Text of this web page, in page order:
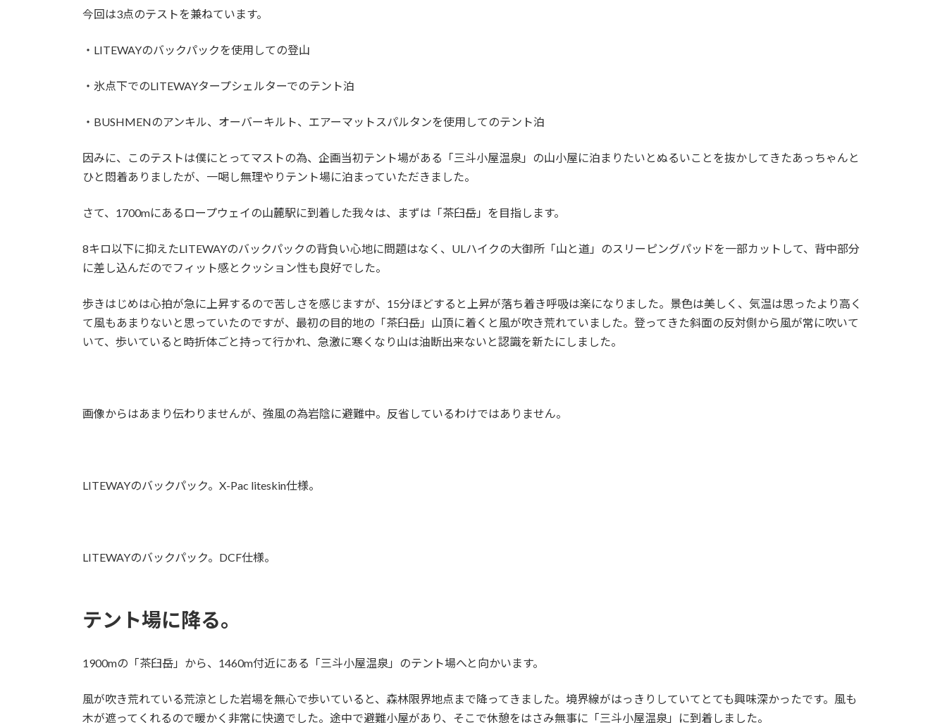
今回は3点のテストを兼ねています。
・LITEWAYのバックパックを使用しての登山
・氷点下でのLITEWAYタープシェルターでのテント泊
・BUSHMENのアンキル、オーバーキルト、エアーマットスパルタンを使用してのテント泊
因みに、このテストは僕にとってマストの為、企画当初テント場がある「三斗小屋温泉」の山小屋に泊まりたいとぬるいことを抜かしてきたあっちゃんと
ひと悶着ありましたが、一喝し無理やりテント場に泊まっていただきました。
さて、1700mにあるロープウェイの山麓駅に到着した我々は、まずは「茶臼岳」を目指します。
8キロ以下に抑えたLITEWAYのバックパックの背負い心地に問題はなく、ULハイクの大御所「山と道」のスリーピングパッドを一部カットして、背中部分
に差し込んだのでフィット感とクッション性も良好でした。
歩きはじめは心拍が急に上昇するので苦しさを感じますが、15分ほどすると上昇が落ち着き呼吸は楽になりました。景色は美しく、気温は思ったより高く
て風もあまりないと思っていたのですが、最初の目的地の「茶臼岳」山頂に着くと風が吹き荒れていました。登ってきた斜面の反対側から風が常に吹いて
いて、歩いていると時折体ごと持って行かれ、急激に寒くなり山は油断出来ないと認識を新たにしました。
画像からはあまり伝わりませんが、強風の為岩陰に避難中。反省しているわけではありません。
LITEWAYのバックパック。X-Pac liteskin仕様。
LITEWAYのバックパック。DCF仕様。
テント場に降る。
1900mの「茶臼岳」から、1460m付近にある「三斗小屋温泉」のテント場へと向かいます。
風が吹き荒れている荒涼とした岩場を無心で歩いていると、森林限界地点まで降ってきました。境界線がはっきりしていてとても興味深かったです。風も
木が遮ってくれるので暖かく非常に快適でした。途中で避難小屋があり、そこで休憩をはさみ無事に「三斗小屋温泉」に到着しました。